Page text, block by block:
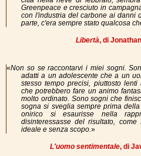
Greenpeace e cresciuto in
con l'industria del carbone ai danni
parte, c'era sempre stato qualcosa
Libertà, di
«Non so se raccontarvi i miei sogni.
adatti a un adolescente che a un
stesso tempo precisi, piuttosto
che potrebbero fare un animo
molto ordinato. Sono sogni che
sogna si sveglia sempre prima
onirico si esaurisse nella
disinteressasse del risultato,
ideale e senza scopo.»
L'uomo sentimentale, di